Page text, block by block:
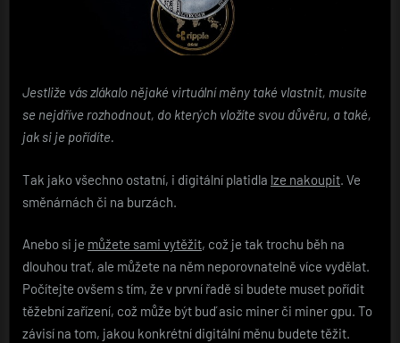
Jestliže vás zlákalo nějaké virtuální měny také vlastnit, musíte
se nejdříve rozhodnout, do kterých vložíte svou důvěru, a také,
jak si je pořídíte.
Tak jako všechno ostatní, i digitální platidla lze nakoupit . Ve
směnárnách či na burzách.
Anebo si je můžete sami vytěžit, což je tak trochu běh na
dlouhou trať, ale můžete na něm neporovnatelně více vydělat.
Počítejte ovšem s tím, že v první řadě si budete muset pořídit
těžební zařízení, což může být buď asic miner či miner gpu. To
závisí na tom, jakou konkrétní digitální měnu budete těžit.